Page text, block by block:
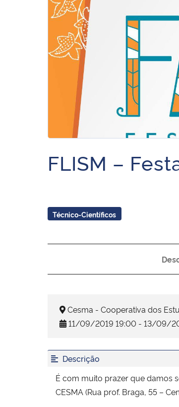
FLISM –
Técnico-Científicos
Cesma - Cooperativa dos
11/09/2019 19:00 - 13/09/
Descrição
É com muito prazer que damos
CESMA (Rua prof. Braga, 55 –